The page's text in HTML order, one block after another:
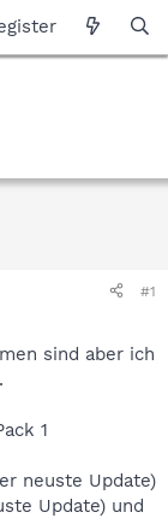
#1
sind aber ich
1
neuste Update)
Update) und